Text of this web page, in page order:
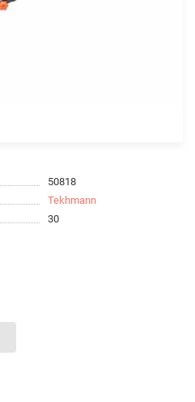
50818
Tekhmann
30